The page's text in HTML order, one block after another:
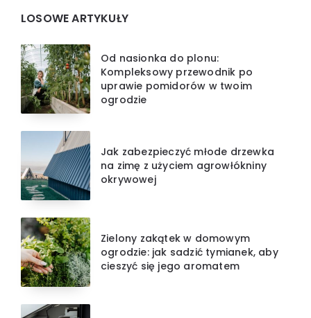
Widgets
LOSOWE ARTYKUŁY
Od nasionka do plonu:
Kompleksowy przewodnik po
uprawie pomidorów w twoim
ogrodzie
Jak zabezpieczyć młode drzewka
na zimę z użyciem agrowłókniny
okrywowej
Zielony zakątek w domowym
ogrodzie: jak sadzić tymianek, aby
cieszyć się jego aromatem